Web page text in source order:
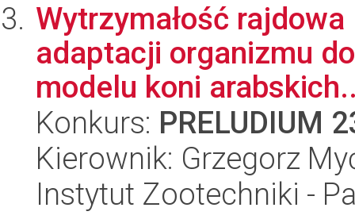
Wytrzymałość
adaptacji organizmu
modelu koni
Konkurs: PRELUDIUM
Kierownik: Grzegorz
Instytut Zootechniki -